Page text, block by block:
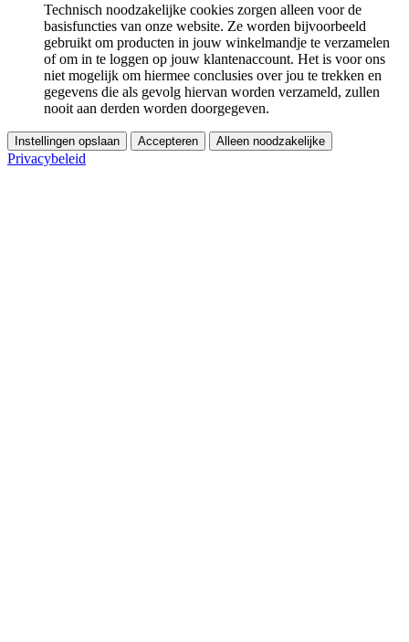
Technisch noodzakelijke cookies zorgen alleen voor de
basisfuncties van onze website. Ze worden bijvoorbeeld
gebruikt om producten in jouw winkelmandje te verzamelen
of om in te loggen op jouw klantenaccount. Het is voor ons
niet mogelijk om hiermee conclusies over jou te trekken en
gegevens die als gevolg hiervan worden verzameld, zullen
nooit aan derden worden doorgegeven.
Instellingen opslaan Accepteren Alleen noodzakelijke
Privacybeleid